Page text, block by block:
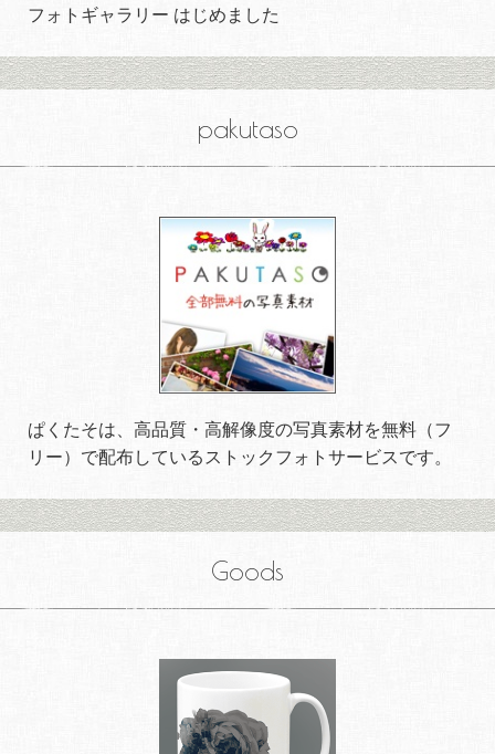
フォトギャラリー はじめました
pakutaso
ぱくたそは、高品質・高解像度の写真素材を無料（フ
リー）で配布しているストックフォトサービスです。
Goods